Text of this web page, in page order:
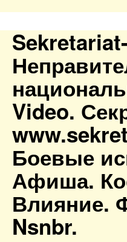
Video.
Боевые
Афиша.
Влияние.
Nsnbr.